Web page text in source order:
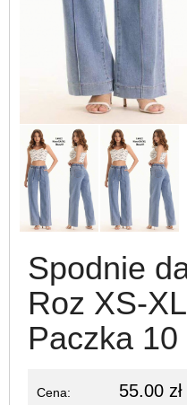
Spodnie
Roz XS-
Paczka 10
Cena: 55.00 zł